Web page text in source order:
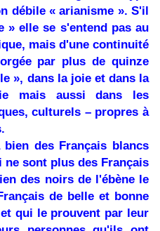
débile « arianisme ». S'il
» elle se s'entend pas au
mais d'une continuité
par plus de quinze
», dans la joie et dans la
mais aussi dans les
culturels – propres à
des Français blancs
ne sont plus des Français
des noirs de l'ébène le
de belle et bonne
qui le prouvent par leur